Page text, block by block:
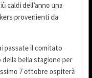
caldi dell’anno una
provenienti da
passate il comitato
bella stagione per
7 ottobre ospiterà